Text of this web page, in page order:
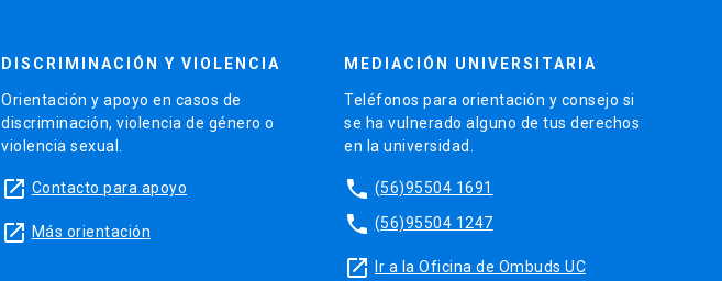
DISCRIMINACIÓN Y VIOLENCIA
Orientación y apoyo en casos de
discriminación, violencia de género o
violencia sexual.
launch Contacto para apoyo
launch Más orientación
MEDIACIÓN UNIVERSITARIA
Teléfonos para orientación y consejo si
se ha vulnerado alguno de tus derechos
en la universidad.
phone (56)95504 1691
phone (56)95504 1247
launch Ir a la Oficina de Ombuds UC